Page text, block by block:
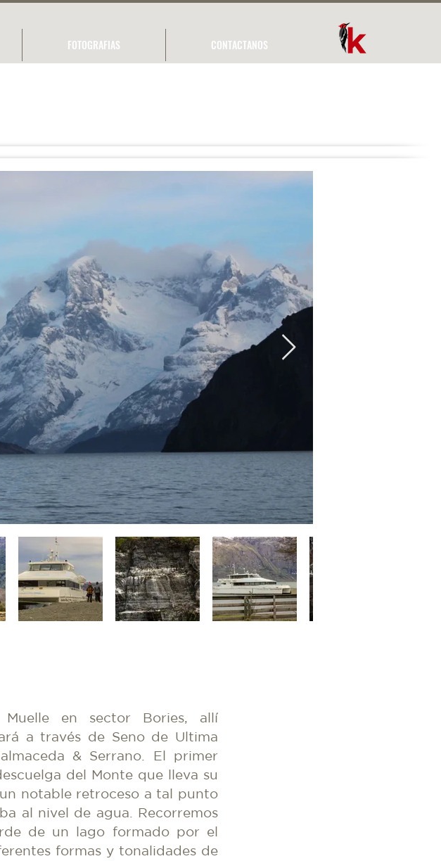
FOTOGRAFIAS CONTACTANOS
Muelle en sector Bories, allí
a través de Seno de Ultima
& Serrano. El primer
del Monte que lleva su
notable retroceso a tal punto
al nivel de agua. Recorremos
de un lago formado por el
formas y tonalidades de